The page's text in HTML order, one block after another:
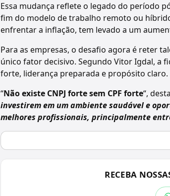
Essa mudança reflete o legado do período
fim do modelo de trabalho remoto ou
enfrentar a inflação, tem levado a um
Para as empresas, o desafio agora é reter
único fator decisivo. Segundo Vitor Igdal, a
forte, liderança preparada e propósito claro.
“Não existe CNPJ forte sem CPF forte“,
investirem em um ambiente saudável e
melhores profissionais, principalmente
RECEBA